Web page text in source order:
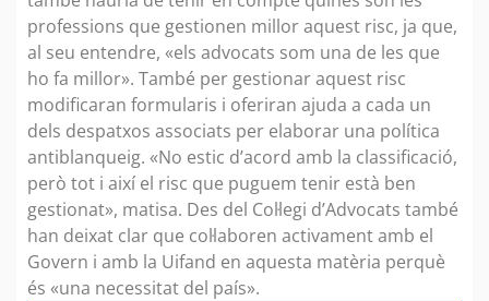
professions que gestionen millor aquest risc, ja que,
al seu entendre, «els advocats som una de les que
ho fa millor». També per gestionar aquest risc
modificaran formularis i oferiran ajuda a cada un
dels despatxos associats per elaborar una política
antiblanqueig. «No estic d’acord amb la classificació,
però tot i així el risc que puguem tenir està ben
gestionat», matisa. Des del Col·legi d’Advocats també
han deixat clar que col·laboren activament amb el
Govern i amb la Uifand en aquesta matèria perquè
és «una necessitat del país».